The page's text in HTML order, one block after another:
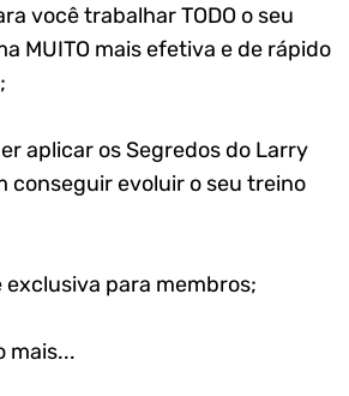
você trabalhar TODO o seu
MUITO mais efetiva e de rápido
aplicar os Segredos do Larry
conseguir evoluir o seu treino
exclusiva para membros;
mais...